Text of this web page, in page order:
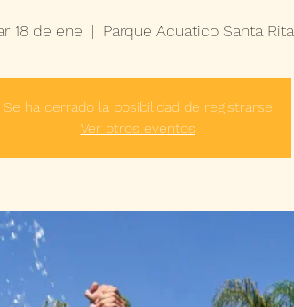
18 de ene
  |
Parque Acuatico Santa Rita
Se ha cerrado la posibilidad de registrarse
Ver otros eventos